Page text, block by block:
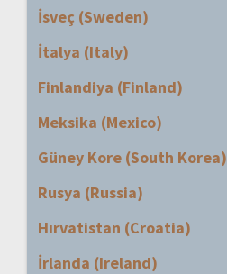
İsveç (Sweden)
İtalya (Italy)
Finlandiya (Finland)
Meksika (Mexico)
Güney Kore (South Korea)
Rusya (Russia)
Hırvatistan (Croatia)
İrlanda (Ireland)